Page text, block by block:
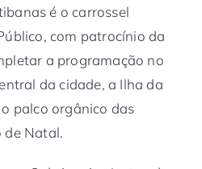
é o carrossel
com patrocínio da
a programação no
da cidade, a Ilha da
palco orgânico das
de Natal.